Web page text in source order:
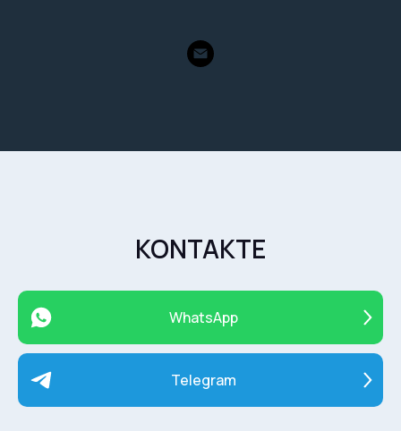
KONTAKTE
WhatsApp
Telegram